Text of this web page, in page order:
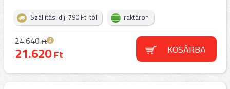
Szállítási díj: 790 Ft-tól raktáron
24.640Ft
21.620Ft KOSÁRBA